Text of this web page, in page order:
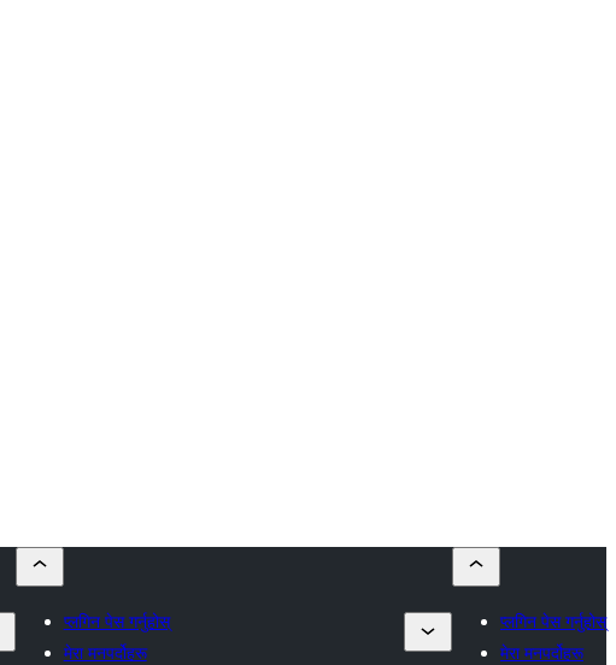
प्लगिन पेस गर्नुहोस्
मेरा मनपर्दोहरू
प्लगिन पेस गर्नुहोस्
मेरा मनपर्दोहरू